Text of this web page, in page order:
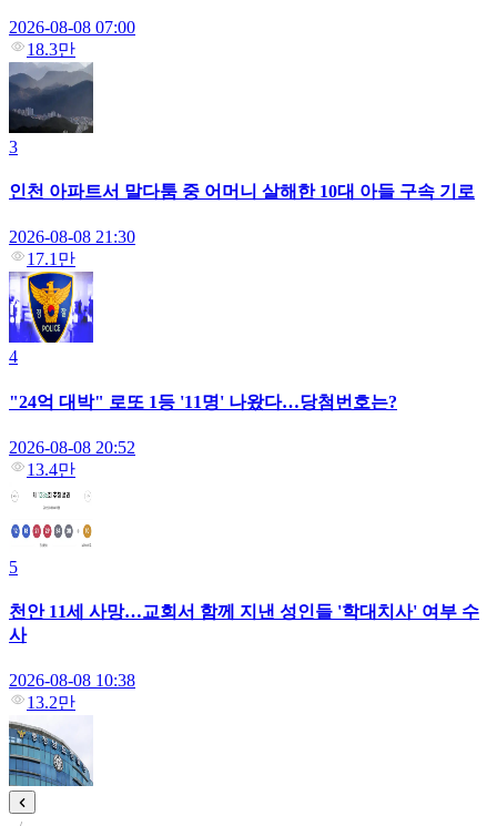
2026-08-08 07:00
18.3만
3
인천 아파트서 말다툼 중 어머니 살해한 10대 아들 구속 기로
2026-08-08 21:30
17.1만
4
"24억 대박" 로또 1등 '11명' 나왔다…당첨번호는?
2026-08-08 20:52
13.4만
5
천안 11세 사망…교회서 함께 지낸 성인들 '학대치사' 여부 수
사
2026-08-08 10:38
13.2만